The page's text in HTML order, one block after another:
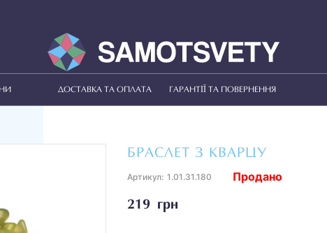
ДОСТАВКА ТА ОПЛАТА ГАРАНТІЇ ТА ПОВЕРНЕННЯ
БРАСЛЕТ З КВАРЦУ
Артикул: 1.01.31.180
219 грн
Продано